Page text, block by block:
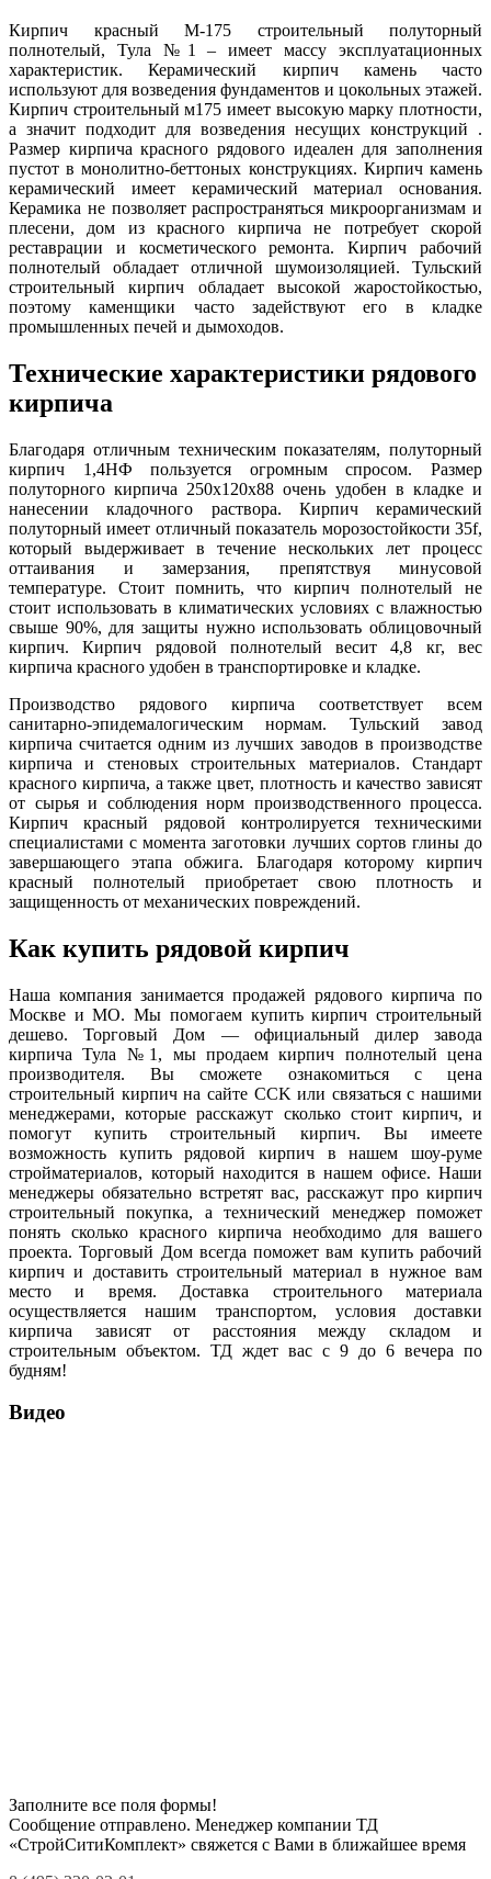
Кирпич красный М-175 строительный полуторный
полнотелый, Тула №1 – имеет массу эксплуатационных
характеристик. Керамический кирпич камень часто
используют для возведения фундаментов и цокольных этажей.
Кирпич строительный м175 имеет высокую марку плотности,
а значит подходит для возведения несущих конструкций .
Размер кирпича красного рядового идеален для заполнения
пустот в монолитно-беттоных конструкциях. Кирпич камень
керамический имеет керамический материал основания.
Керамика не позволяет распространяться микроорганизмам и
плесени, дом из красного кирпича не потребует скорой
реставрации и косметического ремонта. Кирпич рабочий
полнотелый обладает отличной шумоизоляцией. Тульский
строительный кирпич обладает высокой жаростойкостью,
поэтому каменщики часто задействуют его в кладке
промышленных печей и дымоходов.
Технические характеристики рядового
кирпича
Благодаря отличным техническим показателям, полуторный
кирпич 1,4НФ пользуется огромным спросом. Размер
полуторного кирпича 250х120х88 очень удобен в кладке и
нанесении кладочного раствора. Кирпич керамический
полуторный имеет отличный показатель морозостойкости 35f,
который выдерживает в течение нескольких лет процесс
оттаивания и замерзания, препятствуя минусовой
температуре. Стоит помнить, что кирпич полнотелый не
стоит использовать в климатических условиях с влажностью
свыше 90%, для защиты нужно использовать облицовочный
кирпич. Кирпич рядовой полнотелый весит 4,8 кг, вес
кирпича красного удобен в транспортировке и кладке.
Производство рядового кирпича соответствует всем
санитарно-эпидемалогическим нормам. Тульский завод
кирпича считается одним из лучших заводов в производстве
кирпича и стеновых строительных материалов. Стандарт
красного кирпича, а также цвет, плотность и качество зависят
от сырья и соблюдения норм производственного процесса.
Кирпич красный рядовой контролируется техническими
специалистами с момента заготовки лучших сортов глины до
завершающего этапа обжига. Благодаря которому кирпич
красный полнотелый приобретает свою плотность и
защищенность от механических повреждений.
Как купить рядовой кирпич
Наша компания занимается продажей рядового кирпича по
Москве и МО. Мы помогаем купить кирпич строительный
дешево. Торговый Дом — официальный дилер завода
кирпича Тула №1, мы продаем кирпич полнотелый цена
производителя. Вы сможете ознакомиться с цена
строительный кирпич на сайте CCK или связаться с нашими
менеджерами, которые расскажут сколько стоит кирпич, и
помогут купить строительный кирпич. Вы имеете
возможность купить рядовой кирпич в нашем шоу-руме
стройматериалов, который находится в нашем офисе. Наши
менеджеры обязательно встретят вас, расскажут про кирпич
строительный покупка, а технический менеджер поможет
понять сколько красного кирпича необходимо для вашего
проекта. Торговый Дом всегда поможет вам купить рабочий
кирпич и доставить строительный материал в нужное вам
место и время. Доставка строительного материала
осуществляется нашим транспортом, условия доставки
кирпича зависят от расстояния между складом и
строительным объектом. ТД ждет вас с 9 до 6 вечера по
будням!
Видео
Заполните все поля формы!
Сообщение отправлено. Менеджер компании ТД
«СтройСитиКомплект» свяжется с Вами в ближайшее время